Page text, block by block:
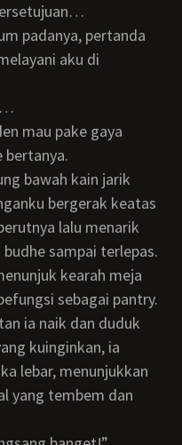
aku di
bertanya.
bergerak keatas
lalu menarik
sampai terlepas.
sebagai pantry.
kuinginkan, ia
lebar, menunjukkan
yang tembem dan